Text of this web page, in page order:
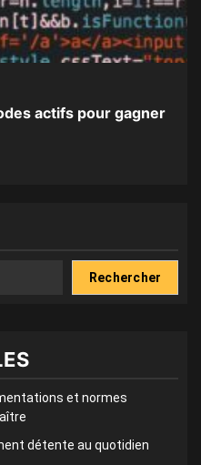
actifs pour gagner
Rechercher
et normes
détente au quotidien